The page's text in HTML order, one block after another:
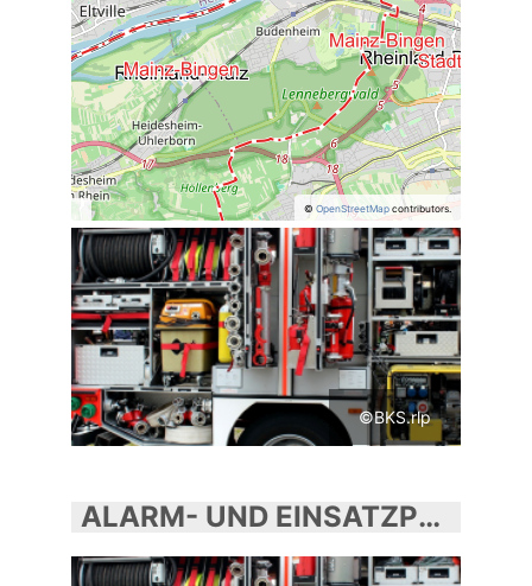
© OpenStreetMap contributors.
©BKS.rlp
ALARM- UND EINSATZPLANUNG